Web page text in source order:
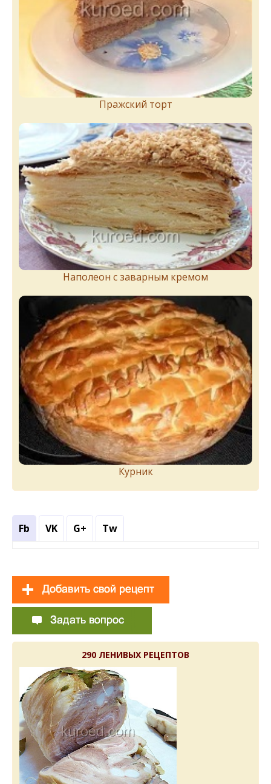
Пражский торт
Наполеон с заварным кремом
Курник
Fb VK G+ Tw
290 ЛЕНИВЫХ РЕЦЕПТОВ